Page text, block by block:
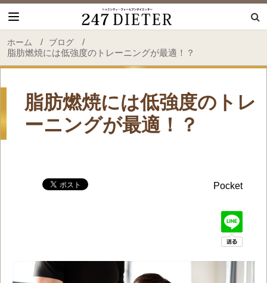
ホーム / ブログ
/
脂肪燃焼には低強度のトレーニングが最適！？
脂肪燃焼には低強度のトレ
ーニングが最適！？
Pocket